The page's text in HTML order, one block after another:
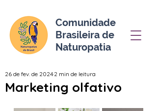
Comunidade
Brasileira de
Naturopatia
Marketing olfativo
26 de fev. de 2024 2 min de leitura